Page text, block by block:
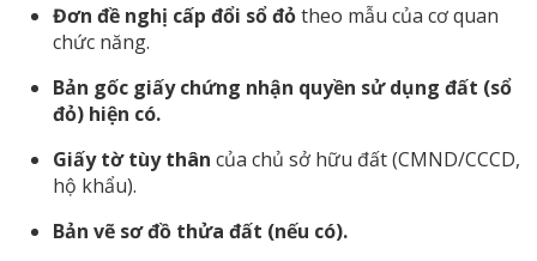
Đơn đề nghị cấp đổi sổ đỏtheo mẫu của cơ quan
chức năng.
Bản gốc giấy chứng nhận quyền sử dụng đất (sổ
đỏ) hiện có.
Giấy tờ tùy thân của chủ sở hữu đất (CMND/CCCD,
hộ khẩu).
Bản vẽ sơ đồ thửa đất (nếu có).